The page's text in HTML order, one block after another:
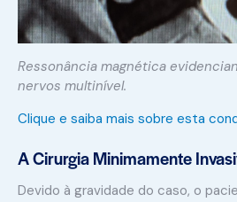
Ressonância magnética
nervos multinível.
Clique e saiba mais sobre esta
A Cirurgia Minimamente
Devido à gravidade do caso, o